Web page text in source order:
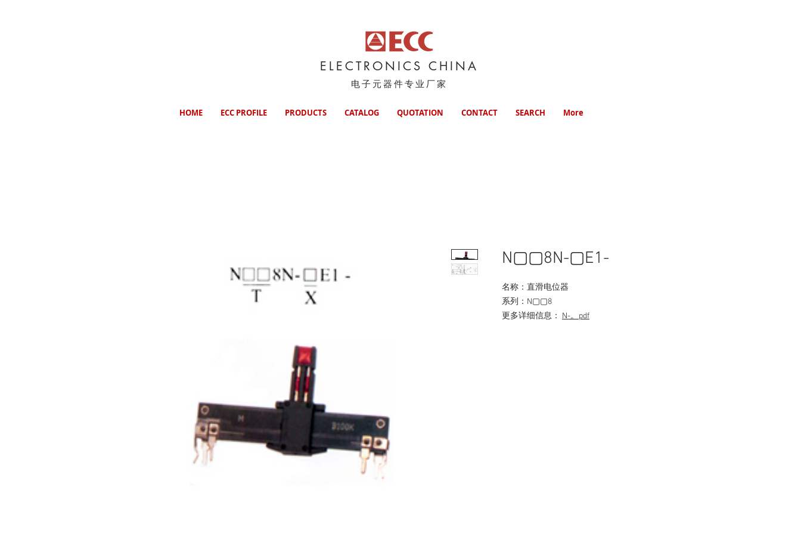
ELECTRONICS CHINA
电子元器件专业厂家
HOME ECC PROFILE PRODUCTS CATALOG QUOTATION CONTACT SEARCH More
N▢▢8N-▢E1-
名称：直滑电位器
系列：N▢▢8
更多详细信息： N-。pdf